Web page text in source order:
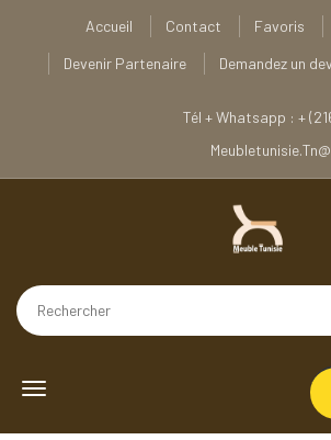
Accueil Contact Favoris
Devenir Partenaire
Demandez un
Tél + Whatsapp : +
Toggle